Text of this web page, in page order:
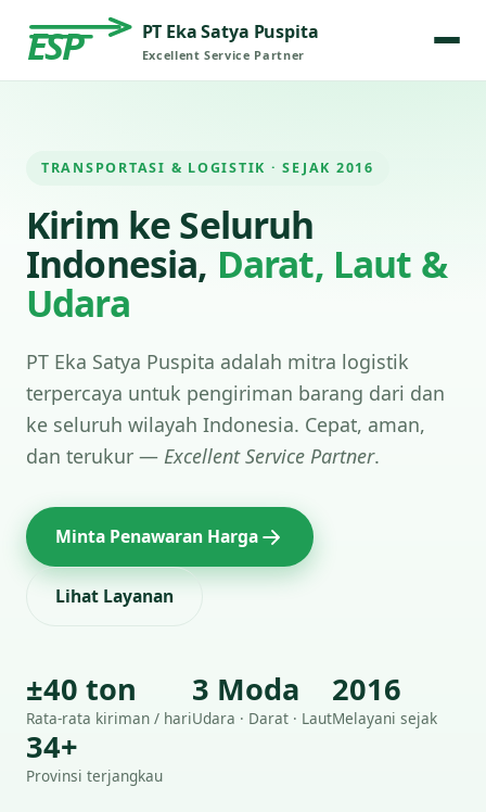
ESP PT Eka Satya Puspita
Excellent Service Partner
TRANSPORTASI & LOGISTIK · SEJAK 2016
Kirim ke Seluruh
Indonesia, Darat, Laut &
Udara
PT Eka Satya Puspita adalah mitra logistik
terpercaya untuk pengiriman barang dari dan
ke seluruh wilayah Indonesia. Cepat, aman,
dan terukur — Excellent Service Partner.
Minta Penawaran Harga
Lihat Layanan
±40 ton
Rata-rata kiriman / hari
3 Moda
Udara · Darat · Laut
2016
Melayani sejak
34+
Provinsi terjangkau